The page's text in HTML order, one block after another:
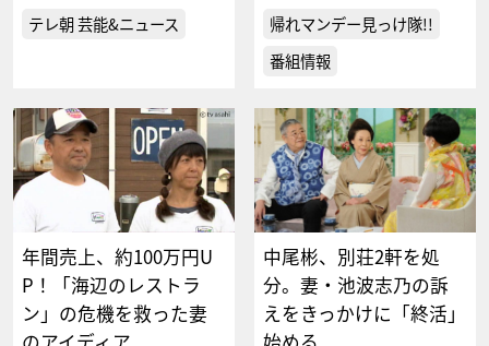
テレ朝 芸能&ニュース
帰れマンデー見っけ隊!!
番組情報
年間売上、約100万円U
P！「海辺のレストラ
ン」の危機を救った妻
中尾彬、別荘2軒を処
分。妻・池波志乃の訴
えをきっかけに「終活」